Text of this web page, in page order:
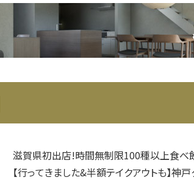
滋賀県初出店!時間無制限100種以上食べ
【行ってきました&半額テイクアウトも】神戸